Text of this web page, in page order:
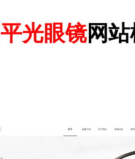
平光眼镜网